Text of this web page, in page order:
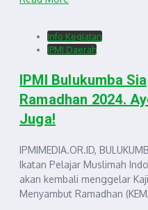
Info Kegiatan
IPMI Daerah
IPMI Bulukumba
Ramadhan 2024.
Juga!
IPMIMEDIA.OR.ID,
Ikatan Pelajar Muslimah
akan kembali menggelar
Menyambut Ramadhan